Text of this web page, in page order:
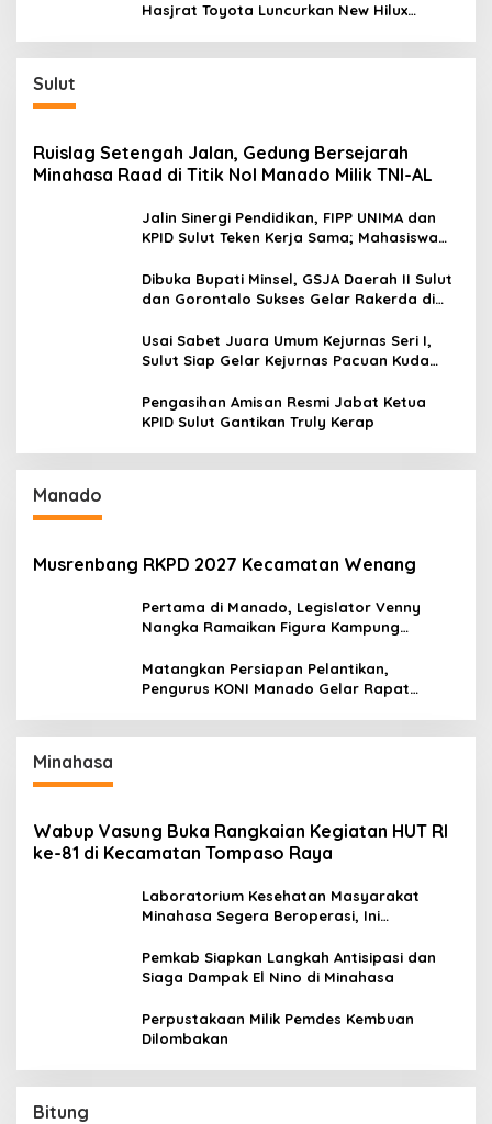
Hasjrat Toyota Luncurkan New Hilux
Sulut
Ruislag Setengah Jalan, Gedung Bersejarah
Minahasa Raad di Titik Nol Manado Milik TNI-AL
Jalin Sinergi Pendidikan, FIPP UNIMA dan
KPID Sulut Teken Kerja Sama; Mahasiswa
Penyiaran
Dibuka Bupati Minsel, GSJA Daerah II Sulut
dan Gorontalo Sukses Gelar Rakerda di
Usai Sabet Juara Umum Kejurnas Seri I,
Sulut Siap Gelar Kejurnas Pacuan Kuda
Pengasihan Amisan Resmi Jabat Ketua
KPID Sulut Gantikan Truly Kerap
Manado
Musrenbang RKPD 2027 Kecamatan Wenang
Pertama di Manado, Legislator Venny
Nangka Ramaikan Figura Kampung
Matangkan Persiapan Pelantikan,
Pengurus KONI Manado Gelar Rapat
Minahasa
Wabup Vasung Buka Rangkaian Kegiatan HUT RI
ke-81 di Kecamatan Tompaso Raya
Laboratorium Kesehatan Masyarakat
Minahasa Segera Beroperasi, Ini
Pemkab Siapkan Langkah Antisipasi dan
Siaga Dampak El Nino di Minahasa
Perpustakaan Milik Pemdes Kembuan
Dilombakan
Bitung